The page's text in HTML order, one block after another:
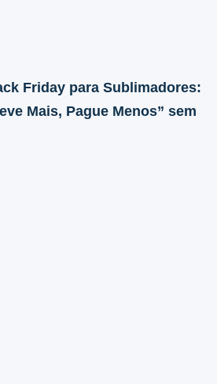
Friday para Sublimadores:
Mais, Pague Menos” sem